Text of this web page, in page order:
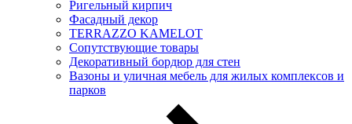
Ригельный кирпич
Фасадный декор
TERRAZZO KAMELOT
Сопутствующие товары
Декоративный бордюр для стен
Вазоны и уличная мебель для жилых комплексов и
парков